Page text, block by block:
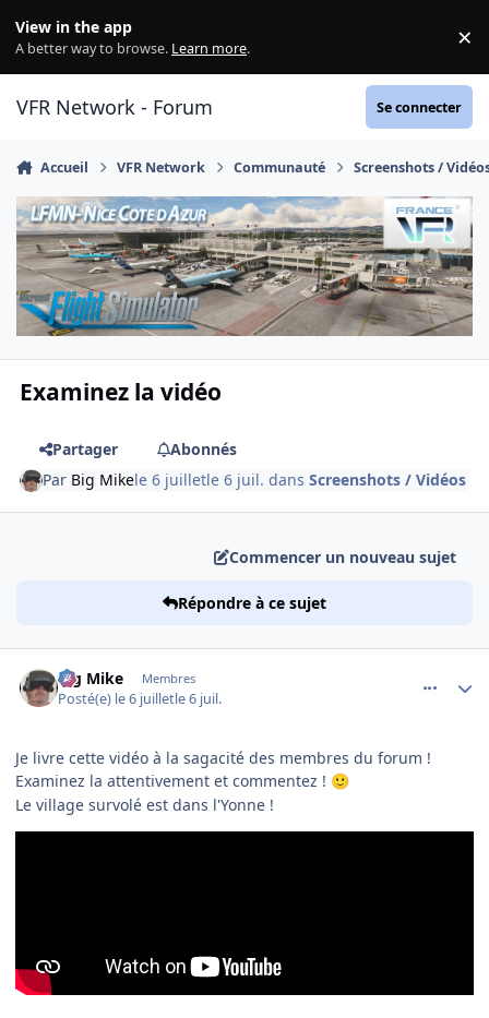
View in the app
A better way to browse. Learn more. ×
VFR Network - Forum Se connecter
Accueil VFR Network Communauté Screenshots /
Examinez la vidéo
Partager
Abonnés
Par Big Mikele 6 juilletle 6 juil. dansScreenshots / Vidéos
Commencer un nouveau sujet
Répondre à ce sujet
Big Mike Membres
Posté(e) le 6 juilletle 6 juil.
Je livre cette vidéo à la sagacité des membres du forum !
Examinez la attentivement et commentez ! 🙂
Le village survolé est dans l'Yonne !